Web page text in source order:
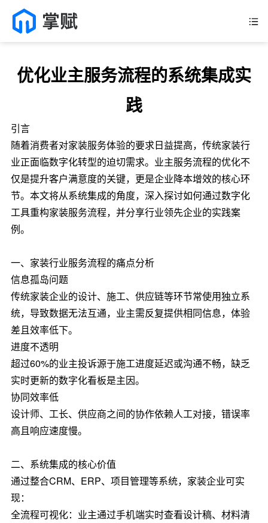
优化业主服务流程的系统集成实
践
引言
随着消费者对家装服务体验的要求日益提高，传统家装行
业正面临数字化转型的迫切需求。业主服务流程的优化不
仅是提升客户满意度的关键，更是企业降本增效的核心环
节。本文将从系统集成的角度，深入探讨如何通过数字化
工具重构家装服务流程，并分享行业领先企业的实践案
例。
一、家装行业服务流程的痛点分析
信息孤岛问题
传统家装企业的设计、施工、供应链等环节常使用独立系
统，导致数据无法互通，业主需反复提供相同信息，体验
差且效率低下。
进度不透明
超过60%的业主投诉源于施工进度延迟或沟通不畅，缺乏
实时更新的数字化看板是主因。
协同效率低
设计师、工长、供应商之间的协作依赖人工对接，错误率
高且响应速度慢。
二、系统集成的核心价值
通过整合CRM、ERP、项目管理等系统，家装企业可实
现：
全流程可视化：业主通过手机端实时查看设计稿、材料清